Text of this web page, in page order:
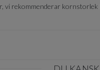
vi rekommenderar